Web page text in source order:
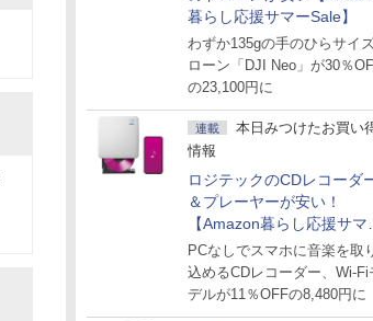
暮らし応援サマーSale】
わずか135gの手のひらサイ
ローン「DJI Neo」が30％
の23,100円に
連載
本日みつけたお買い
情報
ロジテックのCDレコーダ
＆プレーヤーが安い！
【Amazon暮らし応援サマー
Sale】
PCなしでスマホに音楽を取
込めるCDレコーダー、Wi-Fi
デルが11％OFFの8,480円に